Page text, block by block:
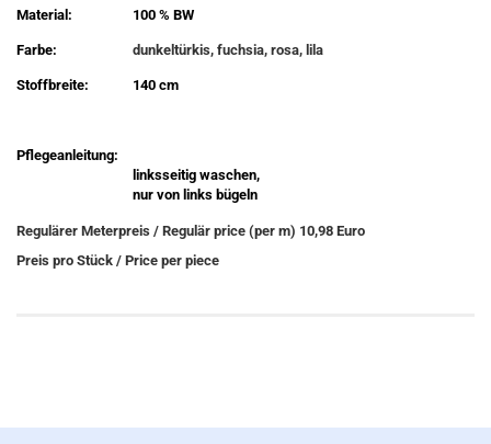
Material: 100 % BW
Farbe: dunkeltürkis, fuchsia, rosa, lila
Stoffbreite: 140 cm
Pflegeanleitung:
linksseitig waschen,
nur von links bügeln
Regulärer Meterpreis / Regulär price (per m) 10,98 Euro
Preis pro Stück / Price per piece